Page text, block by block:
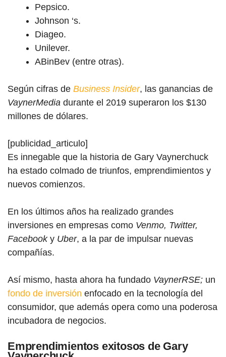
Pepsico.
Johnson ‘s.
Diageo.
Unilever.
ABinBev (entre otras).
Según cifras de Business Insider, las ganancias de
VaynerMedia durante el 2019 superaron los $130
millones de dólares.
[publicidad_articulo]
Es innegable que la historia de Gary Vaynerchuck
ha estado colmado de triunfos, emprendimientos y
nuevos comienzos.
En los últimos años ha realizado grandes
inversiones en empresas como Venmo, Twitter,
Facebooky Uber, a la par de impulsar nuevas
compañías.
Así mismo, hasta ahora ha fundado VaynerRSE; un
fondo de inversión enfocado en la tecnología del
consumidor, que además opera como una poderosa
incubadora de negocios.
Emprendimientos exitosos de Gary